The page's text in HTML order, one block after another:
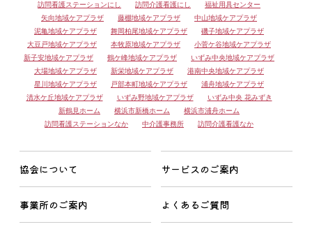
訪問看護ステーションにし
訪問介護看護にし
福祉用具センター
矢向地域ケアプラザ
藤棚地域ケアプラザ
中山地域ケアプラザ
泥亀地域ケアプラザ
舞岡柏尾地域ケアプラザ
磯子地域ケアプラザ
大豆戸地域ケアプラザ
本牧原地域ケアプラザ
小菅ケ谷地域ケアプラザ
新子安地域ケアプラザ
鶴ケ峰地域ケアプラザ
いずみ中央地域ケアプラザ
大場地域ケアプラザ
新栄地域ケアプラザ
港南中央地域ケアプラザ
星川地域ケアプラザ
戸部本町地域ケアプラザ
浦舟地域ケアプラザ
清水ケ丘地域ケアプラザ
いずみ野地域ケアプラザ
いずみ中央 花みずき
新鶴見ホーム
横浜市新橋ホーム
横浜市浦舟ホーム
訪問看護ステーションなか
中介護事務所 訪問介護看護なか
協会について サービスのご案内
事業所のご案内 よくあるご質問